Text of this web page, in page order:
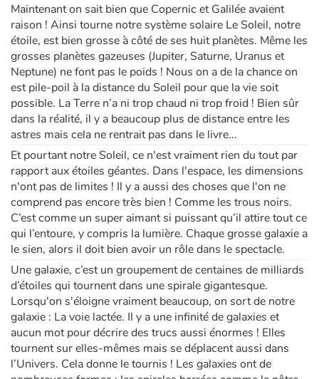
Maintenant on sait bien que Copernic et Galilée avaient
raison ! Ainsi tourne notre système solaire Le Soleil, notre
étoile, est bien grosse à côté de ses huit planètes. Même les
grosses planètes gazeuses (Jupiter, Saturne, Uranus et
Neptune) ne font pas le poids ! Nous on a de la chance on
est pile-poil à la distance du Soleil pour que la vie soit
possible. La Terre n’a ni trop chaud ni trop froid ! Bien sûr
dans la réalité, il y a beaucoup plus de distance entre les
astres mais cela ne rentrait pas dans le livre...
Et pourtant notre Soleil, ce n'est vraiment rien du tout par
rapport aux étoiles géantes. Dans l'espace, les dimensions
n'ont pas de limites ! Il y a aussi des choses que l'on ne
comprend pas encore très bien ! Comme les trous noirs.
C’est comme un super aimant si puissant qu’il attire tout ce
qui l’entoure, y compris la lumière. Chaque grosse galaxie a
le sien, alors il doit bien avoir un rôle dans le spectacle.
Une galaxie, c’est un groupement de centaines de milliards
d’étoiles qui tournent dans une spirale gigantesque.
Lorsqu'on s'éloigne vraiment beaucoup, on sort de notre
galaxie : La voie lactée. Il y a une infinité de galaxies et
aucun mot pour décrire des trucs aussi énormes ! Elles
tournent sur elles-mêmes mais se déplacent aussi dans
l’Univers. Cela donne le tournis ! Les galaxies ont de